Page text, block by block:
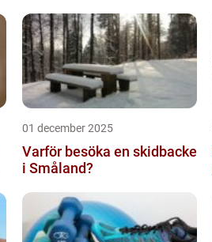
01 december 2025
Varför besöka en skidbacke
i Småland?